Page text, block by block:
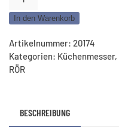
gebogen
5-
tlg.
5,5
In den Warenkorb
Artikelnummer: 20174
Kategorien: Küchenmesser,
RÖR
BESCHREIBUNG